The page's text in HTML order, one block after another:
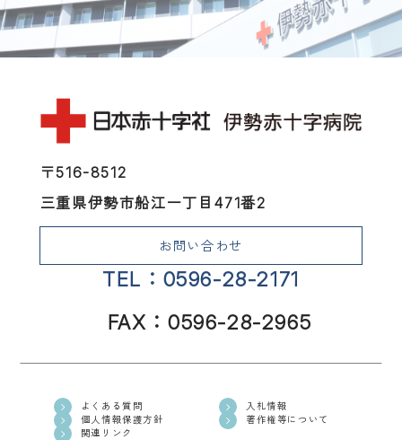
〒516-8512
三重県伊勢市船江一丁目471番2
お問い合わせ
TEL：0596-28-2171
FAX：0596-28-2965
よくある質問
入札情報
個人情報保護方針
著作権等について
関連リンク